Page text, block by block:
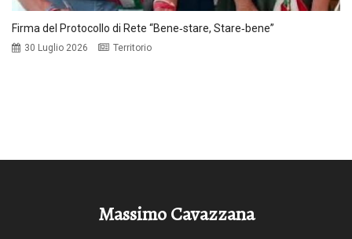
Firma del Protocollo di Rete “Bene‑stare, Stare‑bene”
30 Luglio 2026 Territorio
Massimo Cavazzana